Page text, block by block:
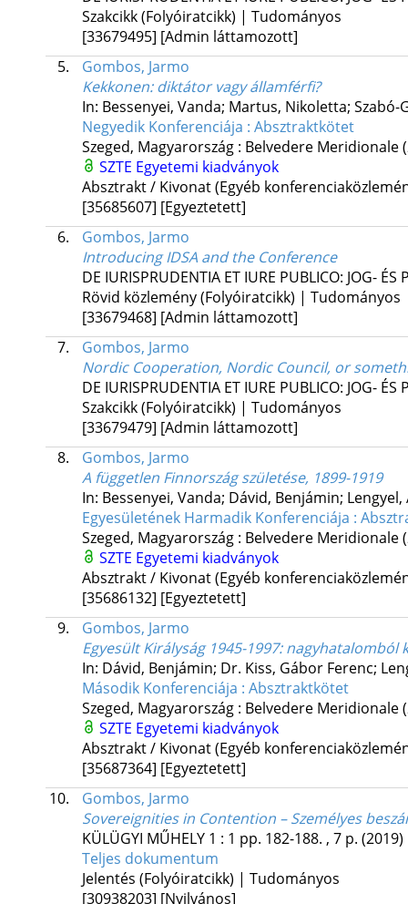
Szakcikk (Folyóiratcikk) | Tudományos
[33679495] [Admin láttamozott]
5.
Gombos, Jarmo
Kekkonen: diktátor vagy államférfi?
In: Bessenyei, Vanda; Martus, Nikoletta;
Negyedik Konferenciája : Absztraktkötet
Szeged, Magyarország : Belvedere Meridionale
SZTE Egyetemi kiadványok
Absztrakt / Kivonat (Egyéb
[35685607] [Egyeztetett]
6.
Gombos, Jarmo
Introducing IDSA and the Conference
DE IURISPRUDENTIA ET IURE PUBLICO: JOG-
Rövid közlemény (Folyóiratcikk) | Tudományos
[33679468] [Admin láttamozott]
7.
Gombos, Jarmo
Nordic Cooperation, Nordic Council, or
DE IURISPRUDENTIA ET IURE PUBLICO: JOG-
Szakcikk (Folyóiratcikk) | Tudományos
[33679479] [Admin láttamozott]
8.
Gombos, Jarmo
A független Finnország születése, 1899-1919
In: Bessenyei, Vanda; Dávid, Benjámin;
Egyesületének Harmadik Konferenciája :
Szeged, Magyarország : Belvedere Meridionale
SZTE Egyetemi kiadványok
Absztrakt / Kivonat (Egyéb
[35686132] [Egyeztetett]
9.
Gombos, Jarmo
Egyesült Királyság 1945-1997: nagyhatalomból
In: Dávid, Benjámin; Dr. Kiss, Gábor Ferenc;
Második Konferenciája : Absztraktkötet
Szeged, Magyarország : Belvedere Meridionale
SZTE Egyetemi kiadványok
Absztrakt / Kivonat (Egyéb
[35687364] [Egyeztetett]
10.
Gombos, Jarmo
Sovereignities in Contention – Személyes
KÜLÜGYI MŰHELY 1 : 1 pp. 182-188. , 7 p. (2019)
Teljes dokumentum
Jelentés (Folyóiratcikk) | Tudományos
[30938203] [Nyilvános]